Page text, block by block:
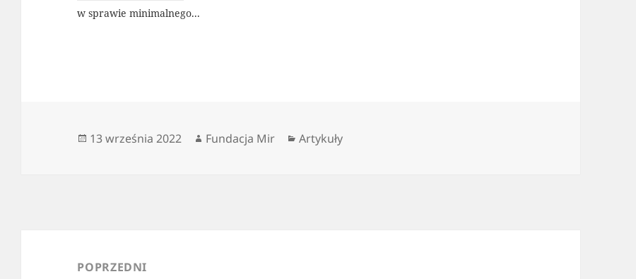
w sprawie minimalnego...
Data
13 września 2022 Autor
Fundacja Mir Kategorie
Artykuły
POPRZEDNI